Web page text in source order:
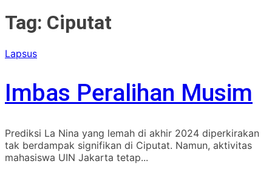
Tag: Ciputat
Lapsus
Imbas Peralihan Musim
Prediksi La Nina yang lemah di akhir 2024 diperkirakan
tak berdampak signifikan di Ciputat. Namun, aktivitas
mahasiswa UIN Jakarta tetap...